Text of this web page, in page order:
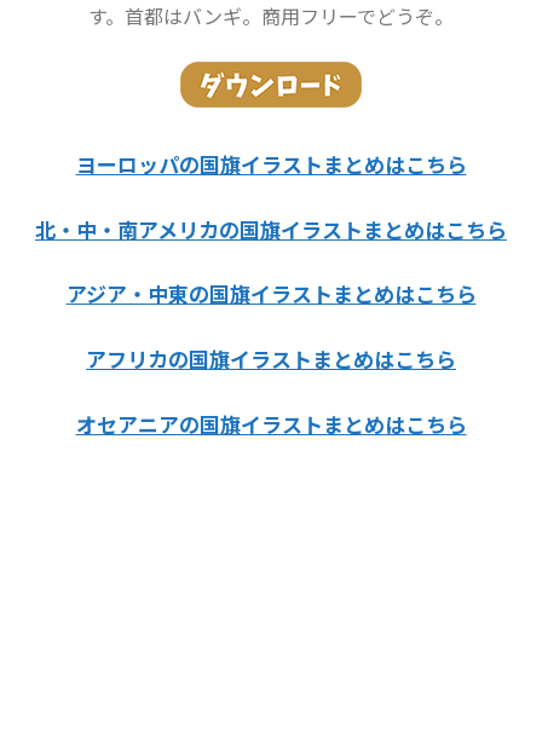
す。首都はバンギ。商用フリーでどうぞ。
ヨーロッパの国旗イラストまとめはこちら
北・中・南アメリカの国旗イラストまとめはこちら
アジア・中東の国旗イラストまとめはこちら
アフリカの国旗イラストまとめはこちら
オセアニアの国旗イラストまとめはこちら